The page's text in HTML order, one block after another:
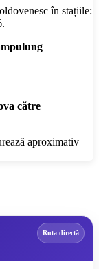
în stațiile:
către
aproximativ
Ruta directă